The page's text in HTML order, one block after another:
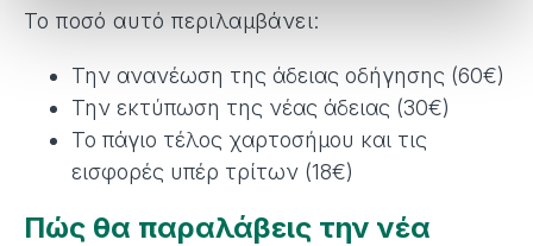
Το ποσό αυτό περιλαμβάνει:
Την ανανέωση της άδειας οδήγησης (60€)
Την εκτύπωση της νέας άδειας (30€)
Το πάγιο τέλος χαρτοσήμου και τις
εισφορές υπέρ τρίτων (18€)
Πώς θα παραλάβεις την νέα